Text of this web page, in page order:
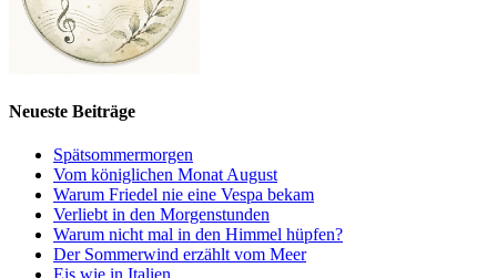
Neueste Beiträge
Spätsommermorgen
Vom königlichen Monat August
Warum Friedel nie eine Vespa bekam
Verliebt in den Morgenstunden
Warum nicht mal in den Himmel hüpfen?
Der Sommerwind erzählt vom Meer